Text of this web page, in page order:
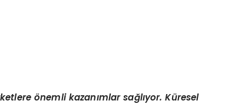
önemli kazanımlar sağlıyor. Küresel